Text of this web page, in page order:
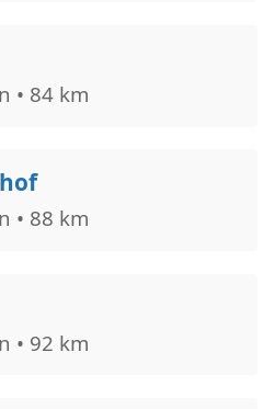
• 84 km
• 88 km
• 92 km